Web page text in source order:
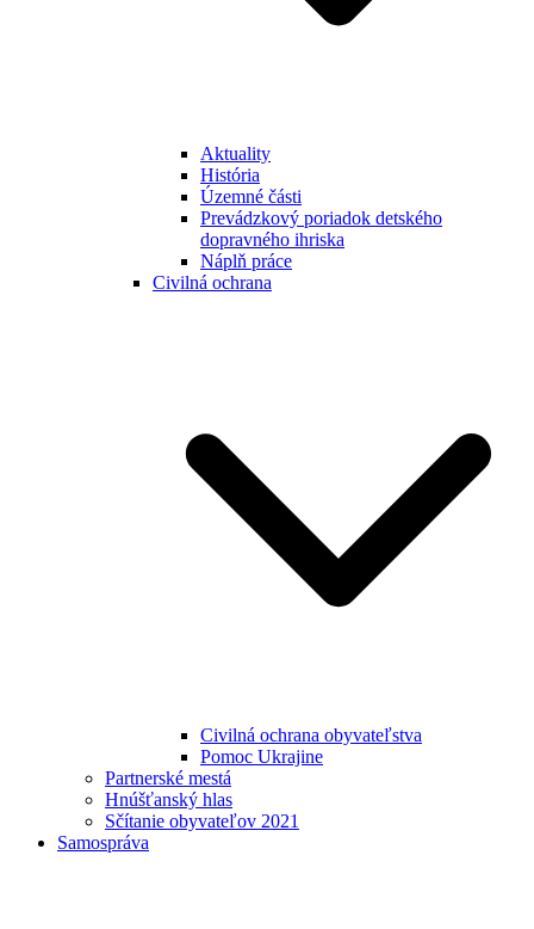
Aktuality
História
Územné části
Prevádzkový poriadok detského
dopravného ihriska
Náplň práce
Civilná ochrana
Civilná ochrana obyvateľstva
Pomoc Ukrajine
Partnerské mestá
Hnúšťanský hlas
Sčítanie obyvateľov 2021
Samospráva